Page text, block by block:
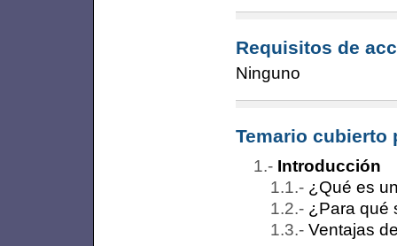
Requisitos de
Ninguno
Temario cubierto
Introducción
¿Qué es
¿Para qué
Ventajas